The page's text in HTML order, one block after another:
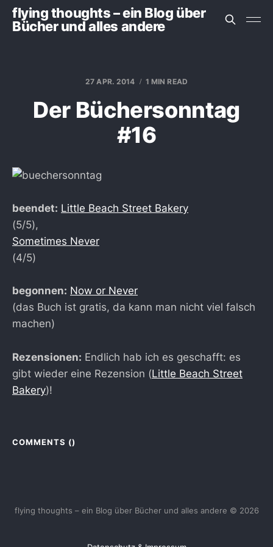
flying thoughts – ein Blog über
Bücher und alles andere
27 APR. 2014 1 MIN READ
Der Büchersonntag
#16
beendet: Little Beach Street Bakery
(5/5),
Sometimes Never
(4/5)
begonnen: Now or Never
(das Buch ist gratis, da kann man nicht viel falsch
machen)
Rezensionen: Endlich hab ich es geschafft: es
gibt wieder eine Rezension (Little Beach Street
Bakery)!
COMMENTS ()
flying thoughts – ein Blog über Bücher und alles andere © 2026